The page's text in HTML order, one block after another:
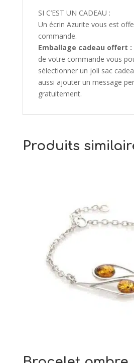
SI C’EST UN CADEAU :
Un écrin Azurite vous est
commande.
Emballage cadeau offert :
de votre commande vous
sélectionner un joli sac
aussi ajouter un message
gratuitement.
Produits